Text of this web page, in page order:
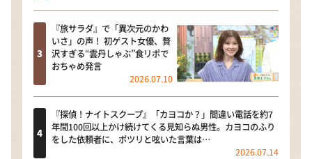
『旅サラダ』で「異次元のかわ
いさ」の声！ 初ゲスト女優、贅
沢すぎる“雲丹しゃぶ”食リポで
おちゃめ発言
2026.07.10
『探偵！ナイトスクープ』「カヨコか？」間違い電話を約7
年間100回以上かけ続けてくる見知らぬ男性。カヨコのふり
をした依頼者に、ポツリと呟いた言葉は…
2026.07.14